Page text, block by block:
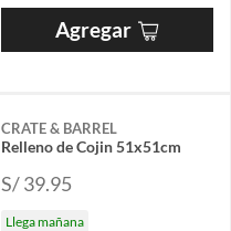
Agregar
CRATE & BARREL
Relleno de Cojin 51x51cm
S/ 39.95
Llega mañana